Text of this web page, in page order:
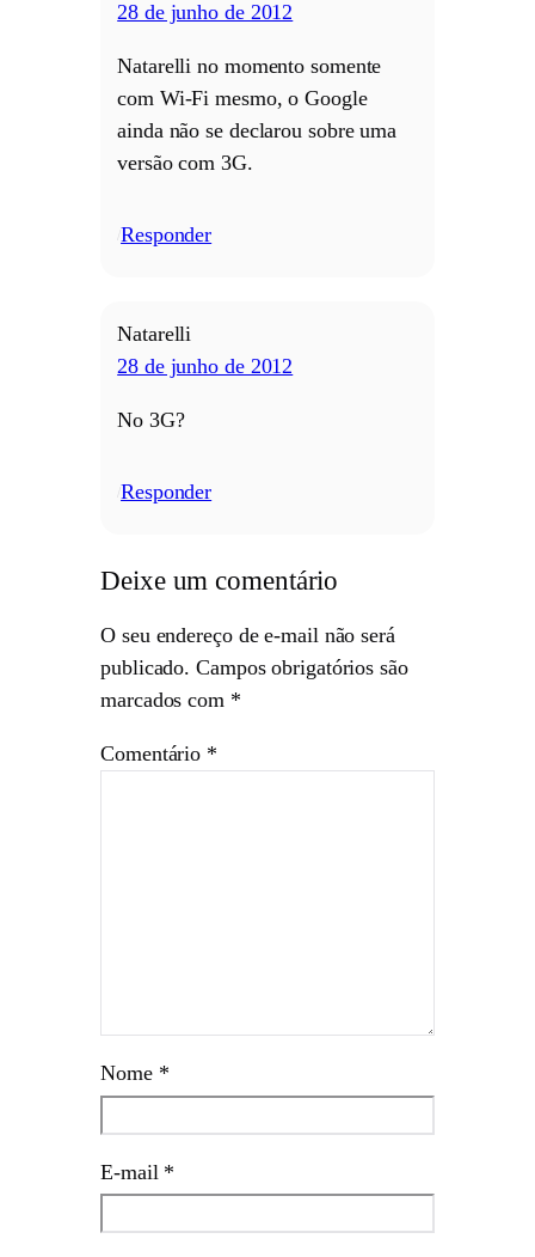
28 de junho de 2012
Natarelli no momento somente
com Wi-Fi mesmo, o Google
ainda não se declarou sobre uma
versão com 3G.
Responder
Natarelli
28 de junho de 2012
No 3G?
Responder
Deixe um comentário
O seu endereço de e-mail não será
publicado. Campos obrigatórios são
marcados com *
Comentário *
Nome *
E-mail *